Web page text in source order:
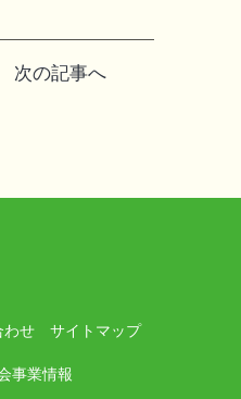
次の記事へ
わせ サイトマップ
事業情報